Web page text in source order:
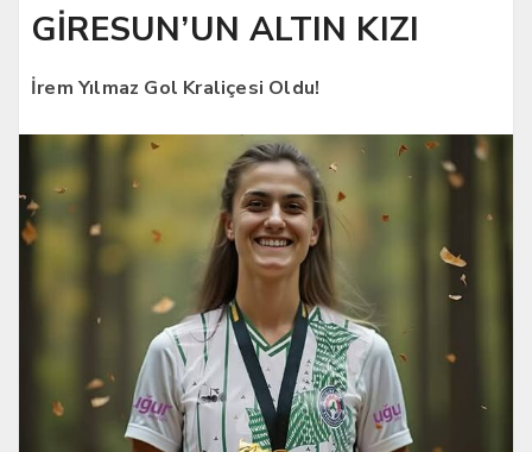
GİRESUN’UN ALTIN KIZI
İrem Yılmaz Gol Kraliçesi Oldu!